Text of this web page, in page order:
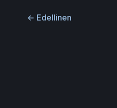
← Edellinen